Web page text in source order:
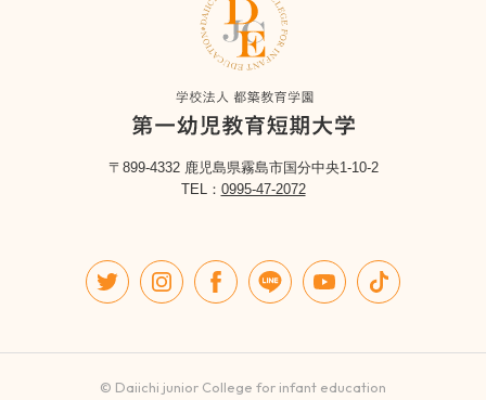
〒899-4332 鹿児島県霧島市国分中央1-10-2
TEL： 0995-47-2072
© Daiichi junior College for infant education